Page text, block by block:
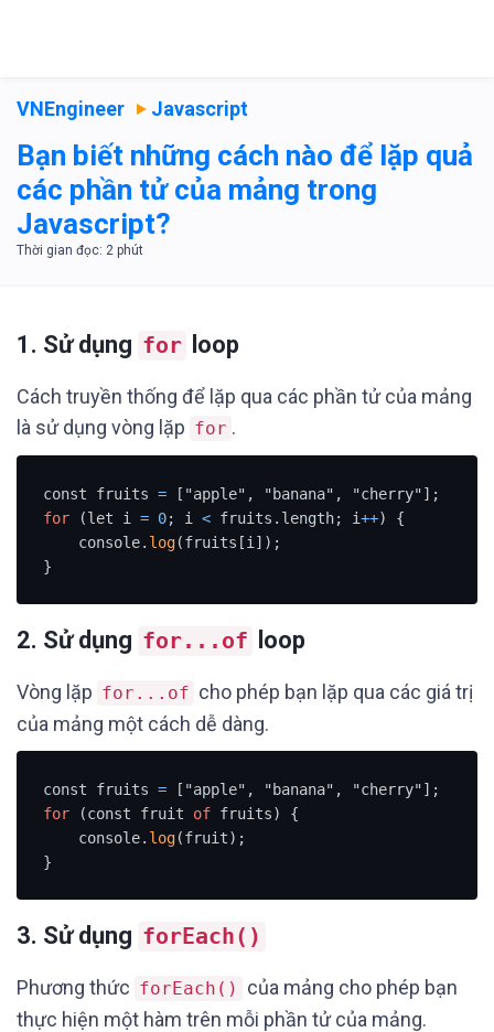
VNEngineer Javascript
Bạn biết những cách nào để lặp quả
các phần tử của mảng trong
Javascript?
1. Sử dụng for loop
Cách truyền thống để lặp qua các phần tử của mảng
là sử dụng vòng lặp for .
const fruits =
for (let i = 0; i < fruits.length; i++) {
    console.
log(fruits[i]);
}
2. Sử dụng for...of loop
Vòng lặp for...of cho phép bạn lặp qua các giá trị
của mảng một cách dễ dàng.
const fruits =
for (const fruit of fruits) {
    console.
log(fruit);
}
3. Sử dụng forEach()
Phương thức forEach()
của mảng cho phép bạn
thực hiện một hàm trên mỗi phần tử của mảng.